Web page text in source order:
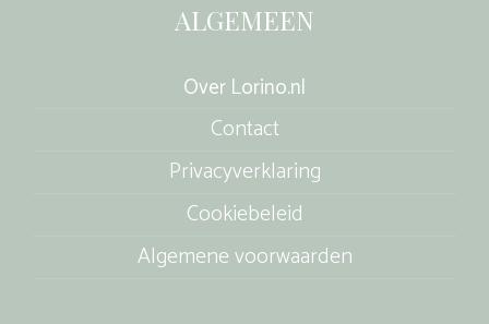
ALGEMEEN
Over Lorino.nl
Contact
Privacyverklaring
Cookiebeleid
Algemene voorwaarden